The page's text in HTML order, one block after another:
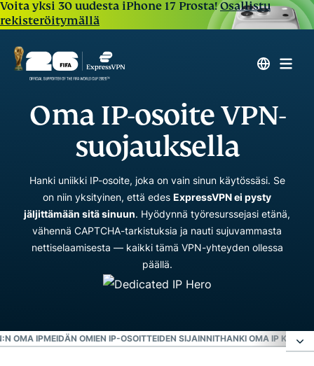
Voita yksi 30 uudesta iPhone 17 Prosta!Osallistu
rekisteröitymällä
Oma IP-osoite VPN-
suojauksella
Hanki uniikki IP-osoite, joka on vain sinun käytössäsi. Se
on niin yksityinen, että edes ExpressVPN ei pysty
jäljittämään sitä sinuun. Hyödynnä työresurssejasi etänä,
vähennä CAPTCHA-tarkistuksia ja nauti sujuvammasta
nettiselaamisesta — kaikki tämä VPN-yhteyden ollessa
päällä.
OMA IPMEIDÄN OMIEN IP-OSOITTEIDEN SIJAINNITHANKI OMA IP